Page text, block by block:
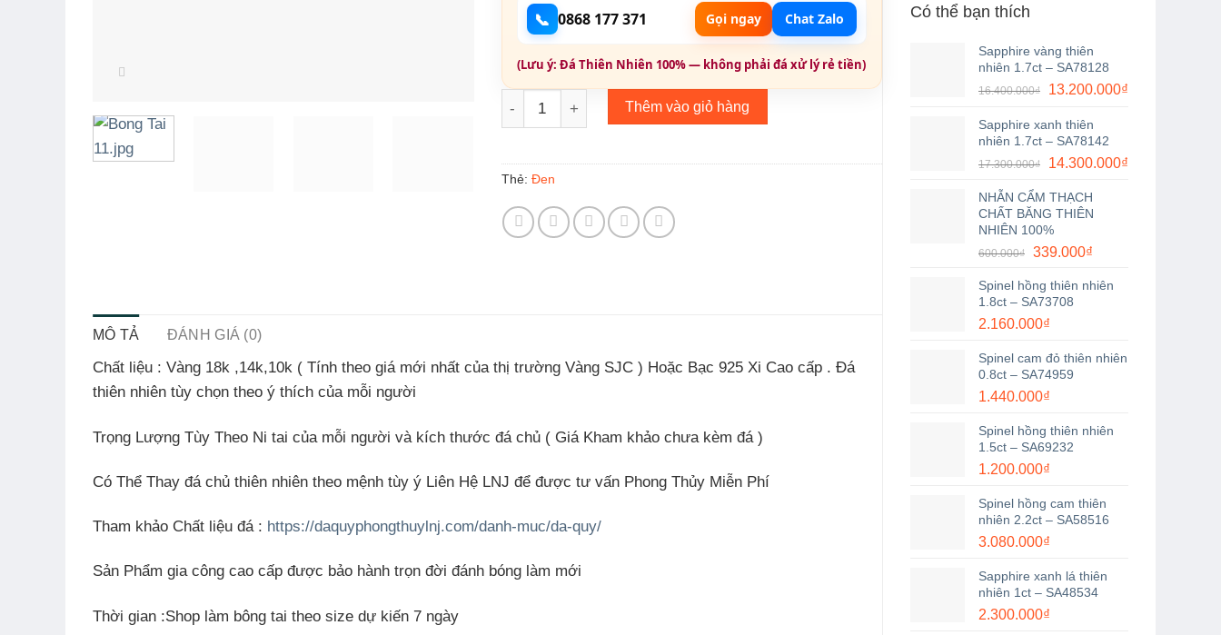
Có thể bạn thích
Sapphire vàng thiên
nhiên 1.7ct – SA78128
16.400.000₫
Giá
là:
16.400.000₫.
13.200.000₫Giá
13.200.000₫.
Sapphire xanh thiên
nhiên 1.7ct – SA78142
17.300.000₫
Giá
là:
17.300.000₫.
14.300.000₫Giá
NHẪN CẨM THẠCH
CHẤT BĂNG THIÊN
NHIÊN 100%
600.000₫
Giá
là:
600.000₫.
339.000₫Giá
tại
Spinel hồng thiên nhiên
1.8ct – SA73708
2.160.000₫
Spinel cam đỏ thiên nhiên
0.8ct – SA74959
1.440.000₫
Spinel hồng thiên nhiên
1.5ct – SA69232
1.200.000₫
Spinel hồng cam thiên
nhiên 2.2ct – SA58516
3.080.000₫
Sapphire xanh lá thiên
nhiên 1ct – SA48534
2.300.000₫
📞 0868 177 371 Gọi ngay Chat Zalo
(Lưu ý: Đá Thiên Nhiên 100% — không phải đá xử lý rẻ tiền)
Bông Tai Đính Đá BT007 số lượng
Thêm vào giỏ hàng
Thẻ: Đen
MÔ TẢ ĐÁNH GIÁ (0)
Chất liệu : Vàng 18k ,14k,10k ( Tính theo giá mới nhất của thị trường Vàng SJC ) Hoặc Bạc 925 Xi Cao cấp . Đá
thiên nhiên tùy chọn theo ý thích của mỗi người
Trọng Lượng Tùy Theo Ni tai của mỗi người và kích thước đá chủ ( Giá Kham khảo chưa kèm đá )
Có Thể Thay đá chủ thiên nhiên theo mệnh tùy ý Liên Hệ LNJ để được tư vấn Phong Thủy Miễn Phí
Tham khảo Chất liệu đá: https://daquyphongthuylnj.com/danh-muc/da-quy/
Sản Phẩm gia công cao cấp được bảo hành trọn đời đánh bóng làm mới
Thời gian :Shop làm bông tai theo size dự kiến 7 ngày